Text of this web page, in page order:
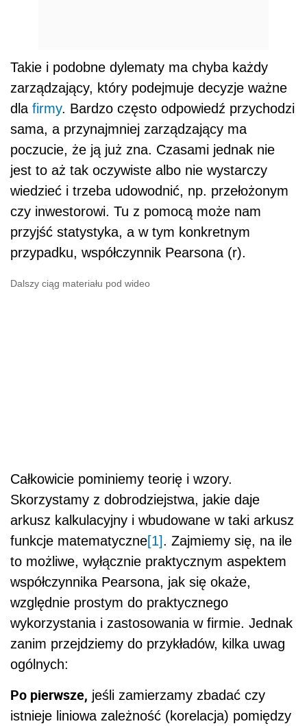
Takie i podobne dylematy ma chyba każdy
zarządzający, który podejmuje decyzje ważne
dla firmy. Bardzo często odpowiedź przychodzi
sama, a przynajmniej zarządzający ma
poczucie, że ją już zna. Czasami jednak nie
jest to aż tak oczywiste albo nie wystarczy
wiedzieć i trzeba udowodnić, np. przełożonym
czy inwestorowi. Tu z pomocą może nam
przyjść statystyka, a w tym konkretnym
przypadku, współczynnik Pearsona (r).
Dalszy ciąg materiału pod wideo
Całkowicie pominiemy teorię i wzory.
Skorzystamy z dobrodziejstwa, jakie daje
arkusz kalkulacyjny i wbudowane w taki arkusz
funkcje matematyczne[1]. Zajmiemy się, na ile
to możliwe, wyłącznie praktycznym aspektem
współczynnika Pearsona, jak się okaże,
względnie prostym do praktycznego
wykorzystania i zastosowania w firmie. Jednak
zanim przejdziemy do przykładów, kilka uwag
ogólnych:
Po pierwsze, jeśli zamierzamy zbadać czy
istnieje liniowa zależność (korelacja) pomiędzy